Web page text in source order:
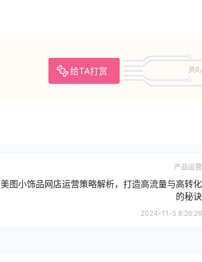
给TA打赏 共0
产品运营
美图小饰品网店运营策略解析，打造高流量与高转化
的秘诀
2024-11-5 8:26:26